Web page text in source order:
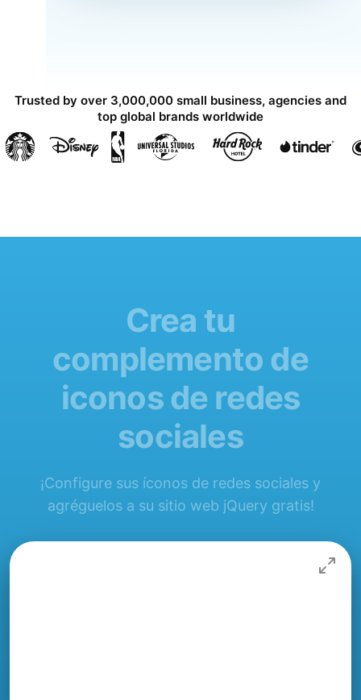
Trusted by over 3,000,000 small business, agencies and
top global brands worldwide
Crea tu
complemento de
iconos de redes
sociales
¡Configure sus íconos de redes sociales y
agréguelos a su sitio web jQuery gratis!